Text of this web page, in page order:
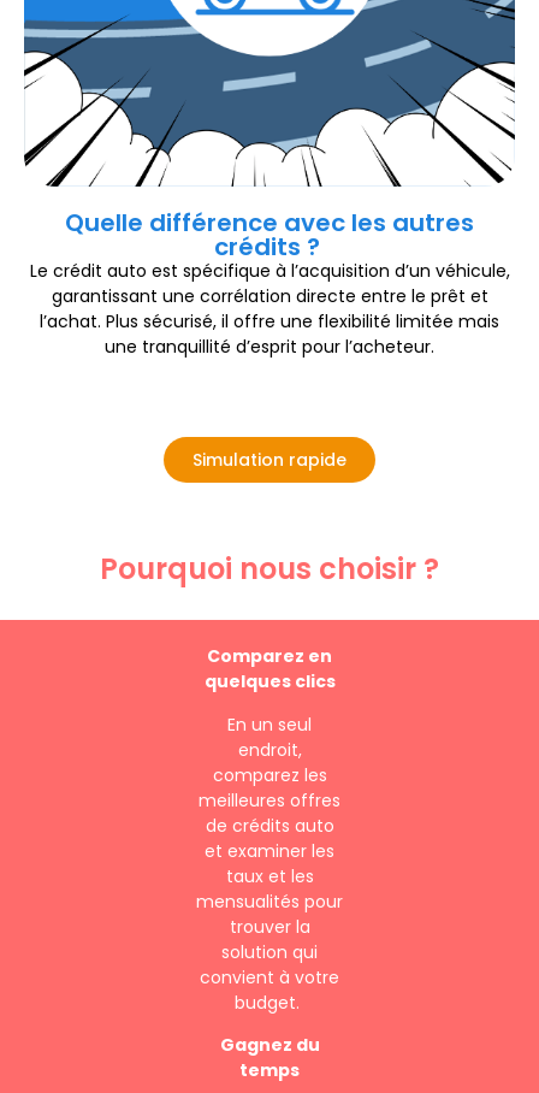
Quelle différence avec les autres
crédits ?
Le crédit auto est spécifique à l’acquisition d’un véhicule,
garantissant une corrélation directe entre le prêt et
l’achat. Plus sécurisé, il offre une flexibilité limitée mais
une tranquillité d’esprit pour l’acheteur.
Simulation rapide
Pourquoi nous choisir ?
Comparez en
quelques clics
En un seul
endroit,
comparez les
meilleures offres
de crédits auto
et examiner les
taux et les
mensualités pour
trouver la
solution qui
convient à votre
budget.
Gagnez du
temps